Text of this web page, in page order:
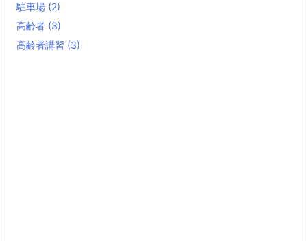
駐車場 (2)
高齢者 (3)
高齢者講習 (3)